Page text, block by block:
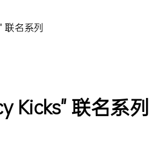
联名系列
Kicks" 联名系列